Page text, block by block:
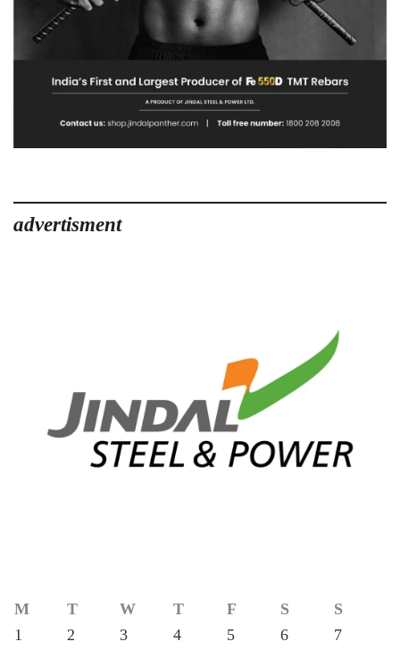
advertisment
M T W T F S
S
1
2 3 4 5 6
7